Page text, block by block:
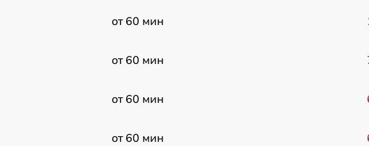
от 60 мин
от 60 мин
от 60 мин
от 60 мин